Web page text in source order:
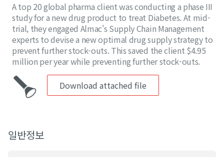
일반정보
A top 20 global pharma client was conducting a phase III
study for a new drug product to treat Diabetes. At mid-
trial, they engaged Almac's Supply Chain Management
experts to devise a new optimal drug supply strategy to
prevent further stock-outs. This saved the client $4.95
million per year while preventing further stock-outs.
Download attached file